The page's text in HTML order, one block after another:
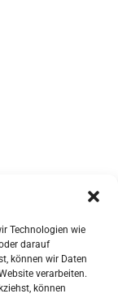
Technologien wie
darauf
können wir Daten
verarbeiten.
können